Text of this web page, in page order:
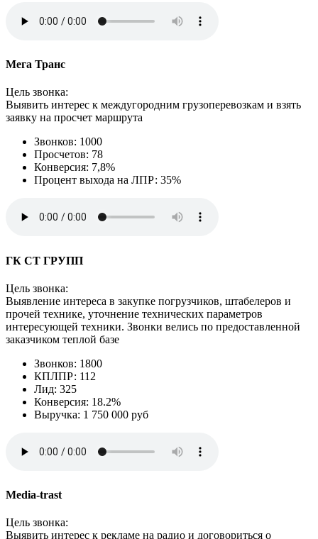
Мега Транс
Цель звонка:
Выявить интерес к междугородним грузоперевозкам и взять
заявку на просчет маршрута
Звонков: 1000
Просчетов: 78
Конверсия: 7,8%
Процент выхода на ЛПР: 35%
ГК СТ ГРУПП
Цель звонка:
Выявление интереса в закупке погрузчиков, штабелеров и
прочей технике, уточнение технических параметров
интересующей техники. Звонки велись по предоставленной
заказчиком теплой базе
Звонков: 1800
КПЛПР: 112
Лид: 325
Конверсия: 18.2%
Выручка: 1 750 000 руб
Media-trast
Цель звонка:
Выявить интерес к рекламе на радио и договориться о